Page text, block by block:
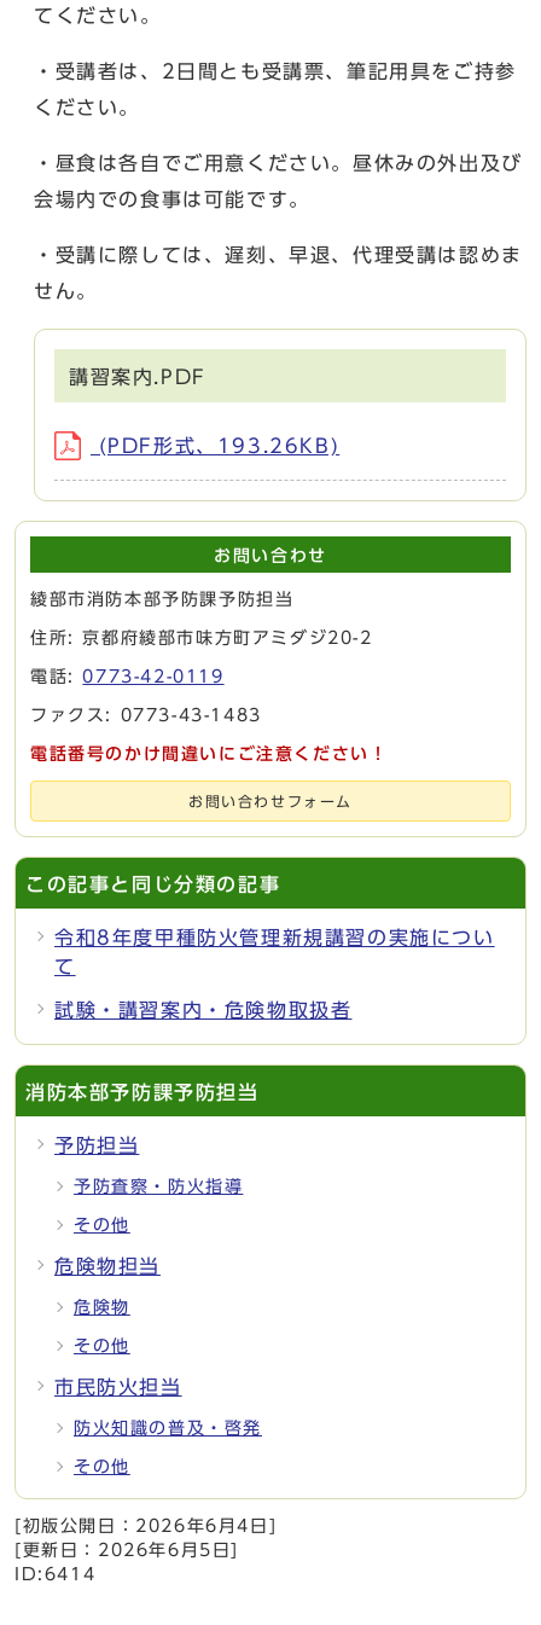
てください。
・受講者は、2日間とも受講票、筆記用具をご持参
ください。
・昼食は各自でご用意ください。昼休みの外出及び
会場内での食事は可能です。
・受講に際しては、遅刻、早退、代理受講は認めま
せん。
講習案内.PDF
(PDF形式、193.26KB)
お問い合わせ
綾部市消防本部予防課予防担当
住所: 京都府綾部市味方町アミダジ20-2
電話:0773-42-0119
ファクス: 0773-43-1483
電話番号のかけ間違いにご注意ください！
お問い合わせフォーム
この記事と同じ分類の記事
令和8年度甲種防火管理新規講習の実施につい
て
試験・講習案内・危険物取扱者
消防本部予防課予防担当
予防担当
予防査察・防火指導
その他
危険物担当
危険物
その他
市民防火担当
防火知識の普及・啓発
その他
[初版公開日： 2026年6月4日
[更新日： 2026年6月5日
ID:6414